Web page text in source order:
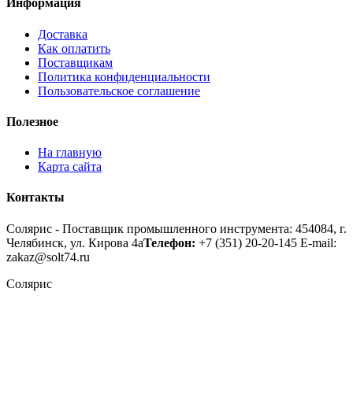
Информация
Доставка
Как оплатить
Поставщикам
Политика конфиденциальности
Пользовательское соглашение
Полезное
На главную
Карта сайта
Контакты
Солярис - Поставщик промышленного инструмента: 454084, г.
Челябинск, ул. Кирова 4аТелефон: +7 (351) 20-20-145 E-mail:
zakaz@solt74.ru
Солярис